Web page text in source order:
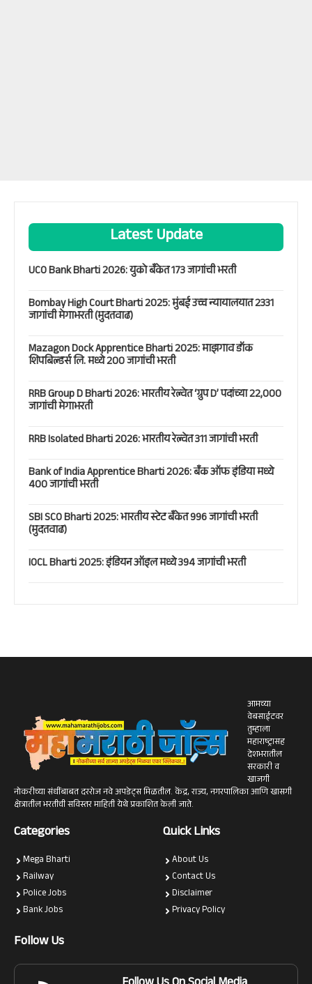
Latest Update
UCO Bank Bharti 2026: युको बँकेत 173 जागांची भरती
Bombay High Court Bharti 2025: मुंबई उच्च न्यायालयात 2331
जागांची मेगाभरती (मुदतवाढ)
Mazagon Dock Apprentice Bharti 2025: माझगाव डॉक
शिपबिल्डर्स लि. मध्ये 200 जागांची भरती
RRB Group D Bharti 2026: भारतीय रेल्वेत ‘ग्रुप D’ पदांच्या 22,000
जागांची मेगाभरती
RRB Isolated Bharti 2026: भारतीय रेल्वेत 311 जागांची भरती
Bank of India Apprentice Bharti 2026: बँक ऑफ इंडिया मध्ये
400 जागांची भरती
SBI SCO Bharti 2025: भारतीय स्टेट बँकेत 996 जागांची भरती
(मुदतवाढ)
IOCL Bharti 2025: इंडियन ऑइल मध्ये 394 जागांची भरती
आमच्या
वेबसाईटवर
तुम्हाला
महाराष्ट्रासह
देशभरातील
सरकारी व
खाजगी
नोकरीच्या संधींबाबत दररोज नवे अपडेट्स मिळतील. केंद्र, राज्य, नगरपालिका आणि खासगी
क्षेत्रातील भरतीची सविस्तर माहिती येथे प्रकाशित केली जाते.
Categories
Mega Bharti
Railway
Police Jobs
Bank Jobs
Quick Links
About Us
Contact Us
Disclaimer
Privacy Policy
Follow Us